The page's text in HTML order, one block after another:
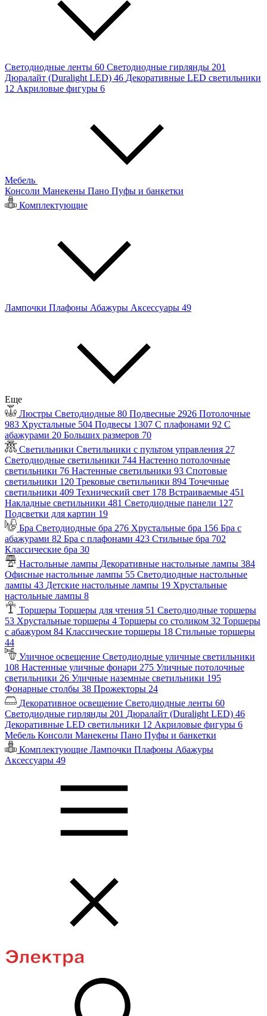
Светодиодные ленты 60 Светодиодные гирлянды 201
Дюралайт (Duralight LED) 46 Декоративные LED светильники
12 Акриловые фигуры 6
Мебель
Консоли Манекены Пано Пуфы и банкетки
Комплектующие
Лампочки Плафоны Абажуры Аксессуары 49
Еще
Люстры Светодиодные 80 Подвесные 2926 Потолочные
983 Хрустальные 504 Подвесы 1307 С плафонами 92 С
абажурами 20 Больших размеров 70
Светильники Светильники с пультом управления 27
Светодиодные светильники 744 Настенно потолочные
светильники 76 Настенные светильники 93 Спотовые
светильники 120 Трековые светильники 894 Точечные
светильники 409 Технический свет 178 Встраиваемые 451
Накладные светильники 481 Светодиодные панели 127
Подсветки для картин 19
Бра Светодиодные бра 276 Хрустальные бра 156 Бра с
абажурами 82 Бра с плафонами 423 Стильные бра 702
Классические бра 30
Настольные лампы Декоративные настольные лампы 384
Офисные настольные лампы 55 Светодиодные настольные
лампы 43 Детские настольные лампы 19 Хрустальные
настольные лампы 8
Торшеры Торшеры для чтения 51 Светодиодные торшеры
53 Хрустальные торшеры 4 Торшеры со столиком 32 Торшеры
с абажуром 84 Классические торшеры 18 Стильные торшеры
44
Уличное освещение Светодиодные уличные светильники
108 Настенные уличные фонари 275 Уличные потолочные
светильники 26 Уличные наземные светильники 195
Фонарные столбы 38 Прожекторы 24
Декоративное освещение Светодиодные ленты 60
Светодиодные гирлянды 201 Дюралайт (Duralight LED) 46
Декоративные LED светильники 12 Акриловые фигуры 6
Мебель Консоли Манекены Пано Пуфы и банкетки
Комплектующие Лампочки Плафоны Абажуры
Аксессуары 49